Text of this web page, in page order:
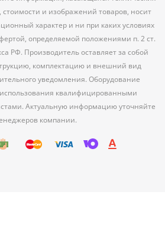
стоимости и изображений товаров, носит
характер и ни при каких условиях
определяемой положениями п. 2 ст.
РФ. Производитель оставляет за собой
комплектацию и внешний вид
уведомления. Оборудование
квалифицированными
Актуальную информацию уточняйте
компании.